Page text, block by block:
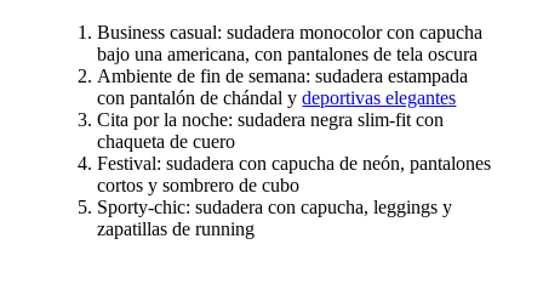
Business casual: sudadera monocolor con capucha
bajo una americana, con pantalones de tela oscura
Ambiente de fin de semana: sudadera estampada
con pantalón de chándal ydeportivas elegantes
Cita por la noche: sudadera negra slim-fit con
chaqueta de cuero
Festival: sudadera con capucha de neón, pantalones
cortos y sombrero de cubo
Sporty-chic: sudadera con capucha, leggings y
zapatillas de running